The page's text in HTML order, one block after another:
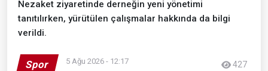
Nezaket ziyaretinde derneğin yeni yönetimi
tanıtılırken, yürütülen çalışmalar hakkında da bilgi
verildi.
Spor 5 Ağu 2026 - 12:17 427